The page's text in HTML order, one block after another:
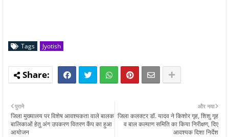
Tags Jyotish
और नया
जिला कलक्टर डॉ. यादव ने किशोर गृह, शिशु गृह
व बाल कल्याण समिति का किया निरीक्षण, दिए
आवश्यक दिशा निर्देश
पुराने
जिला मुख्यालय पर विशेष आवश्यकता वाले बालक
बालिकाओं हेतु अंग उपकरण वितरण कैंप का हुआ
आयोजन